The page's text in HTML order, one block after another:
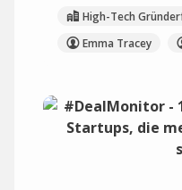
High-Tech
Emma Tracey